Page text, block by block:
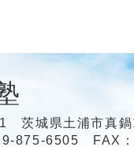
茨城県土浦市真鍋
875-6505 FAX